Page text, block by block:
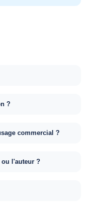
?
commercial ?
l'auteur ?